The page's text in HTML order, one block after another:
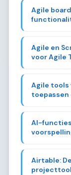
Agile
Agile en
voor Agile
Agile tools
toepassen
AI-
Airtable: